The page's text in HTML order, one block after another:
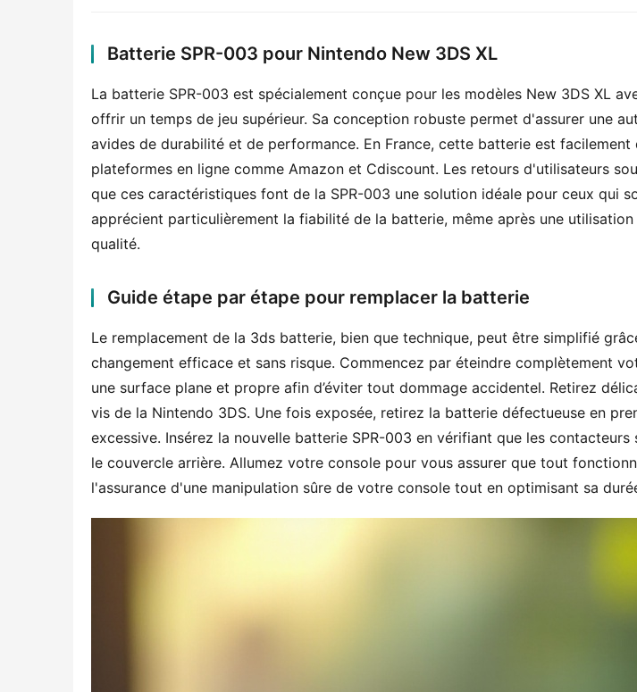
Batterie SPR-003 pour Nintendo New 3DS XL
La batterie SPR-003 est spécialement conçue pour les modèles New 3DS XL
offrir un temps de jeu supérieur. Sa conception robuste permet d'assurer une
avides de durabilité et de performance. En France, cette batterie est
plateformes en ligne comme Amazon et Cdiscount. Les retours d'utilisateurs
que ces caractéristiques font de la SPR-003 une solution idéale pour ceux qui
apprécient particulièrement la fiabilité de la batterie, même après une
qualité.
Guide étape par étape pour remplacer la batterie
Le remplacement de la 3ds batterie, bien que technique, peut être simplifié
changement efficace et sans risque. Commencez par éteindre complètement
une surface plane et propre afin d’éviter tout dommage accidentel. Retirez
vis de la Nintendo 3DS. Une fois exposée, retirez la batterie défectueuse en
excessive. Insérez la nouvelle batterie SPR-003 en vérifiant que les
le couvercle arrière. Allumez votre console pour vous assurer que tout
l'assurance d'une manipulation sûre de votre console tout en optimisant sa